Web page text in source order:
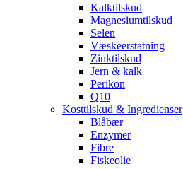
Kalktilskud
Magnesiumtilskud
Selen
Væskeerstatning
Zinktilskud
Jern & kalk
Perikon
Q10
Kosttilskud & Ingredienser
Blåbær
Enzymer
Fibre
Fiskeolie